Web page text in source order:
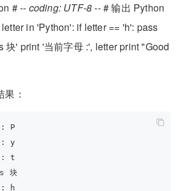
# -- coding: UTF-8 -- # 输出 Python
in 'Python': if letter == 'h': pass
块' print '当前字母 :', letter print "Good
：
: P
: y
: t
块
: h